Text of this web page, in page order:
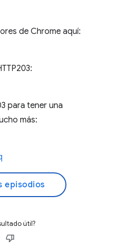
de Chrome aquí:
para tener una
más:
episodios
útil?